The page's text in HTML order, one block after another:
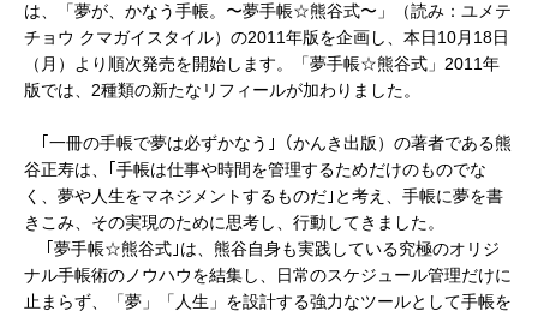
は、「夢が、かなう手帳。〜夢手帳☆熊谷式〜」（読み：ユメテ
チョウ クマガイスタイル）の2011年版を企画し、本日10月18日
（月）より順次発売を開始します。「夢手帳☆熊谷式」2011年
版では、2種類の新たなリフィールが加わりました。
｢一冊の手帳で夢は必ずかなう｣（かんき出版）の著者である熊
谷正寿は、｢手帳は仕事や時間を管理するためだけのものでな
く、夢や人生をマネジメントするものだ｣と考え、手帳に夢を書
きこみ、その実現のために思考し、行動してきました。
｢夢手帳☆熊谷式｣は、熊谷自身も実践している究極のオリジ
ナル手帳術のノウハウを結集し、日常のスケジュール管理だけに
止まらず、「夢」「人生」を設計する強力なツールとして手帳を